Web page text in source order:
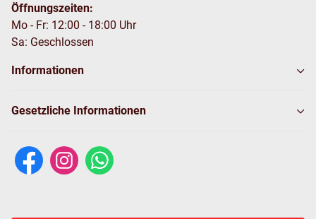
Öffnungszeiten:
Mo - Fr: 12:00 - 18:00 Uhr
Sa: Geschlossen
Informationen
Gesetzliche Informationen